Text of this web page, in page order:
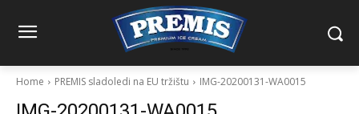
Home PREMIS sladoledi na EU tržištu IMG-20200131-WA0015